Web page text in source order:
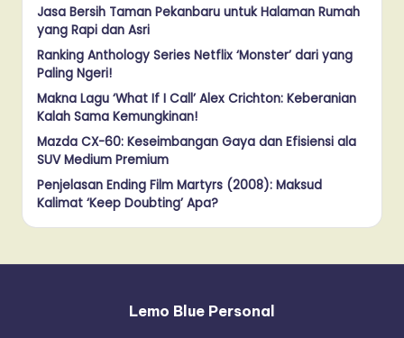
Jasa Bersih Taman Pekanbaru untuk Halaman Rumah
yang Rapi dan Asri
Ranking Anthology Series Netflix ‘Monster’ dari yang
Paling Ngeri!
Makna Lagu ‘What If I Call’ Alex Crichton: Keberanian
Kalah Sama Kemungkinan!
Mazda CX-60: Keseimbangan Gaya dan Efisiensi ala
SUV Medium Premium
Penjelasan Ending Film Martyrs (2008): Maksud
Kalimat ‘Keep Doubting’ Apa?
Lemo Blue Personal